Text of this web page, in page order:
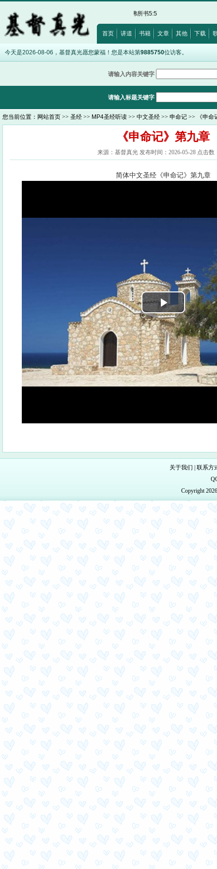
12:28· 出埃及记20:17· 路加福音12:15 以弗所书5:5
首页 讲道 书籍 文章 其他 下载
今天是2026-08-06，基督真光愿您蒙福！您是本站第9885750位访客。
请输入内容关键字
请输入标题关键字
您当前位置： 网站首页 >> 圣经 >> MP4圣经听读 >> 中文圣经 >> 申命记 >> 《申命
《申命记》第九章
来源：基督真光 发布时间：2026-05-28 点击数
简体中文圣经《申命记》第九章
关于我们
联系方
Copyright